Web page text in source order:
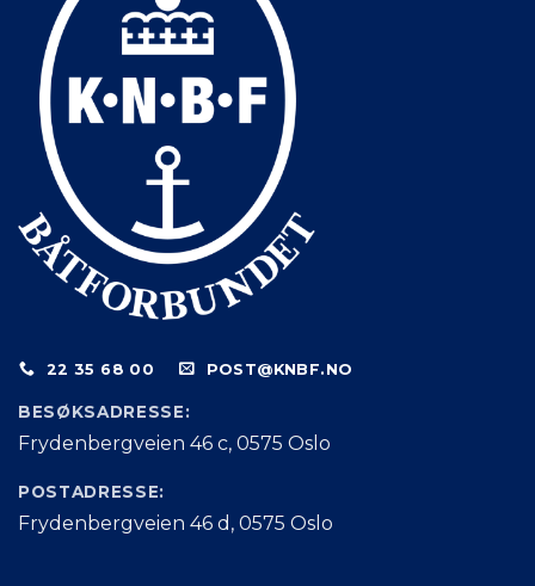
22 35 68 00 POST@KNBF.NO
BESØKSADRESSE:
Frydenbergveien 46 c, 0575 Oslo
POSTADRESSE:
Frydenbergveien 46 d, 0575 Oslo